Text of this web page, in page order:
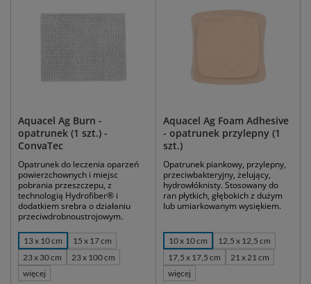
Aquacel Ag Burn -
opatrunek (1 szt.) -
ConvaTec
Opatrunek do leczenia oparzeń
powierzchownych i miejsc
pobrania przeszczepu, z
technologią Hydrofiber® i
dodatkiem srebra o działaniu
przeciwdrobnoustrojowym.
13 x 10 cm
15 x 17 cm
23 x 30 cm
23 x 100 cm
więcej
Aquacel Ag Foam Adhesive
- opatrunek przylepny (1
szt.)
Opatrunek piankowy, przylepny,
przeciwbakteryjny, żelujący,
hydrowłóknisty. Stosowany do
ran płytkich, głębokich z dużym
lub umiarkowanym wysiękiem.
10 x 10 cm
12,5 x 12,5 cm
17,5 x 17,5 cm
21 x 21 cm
więcej